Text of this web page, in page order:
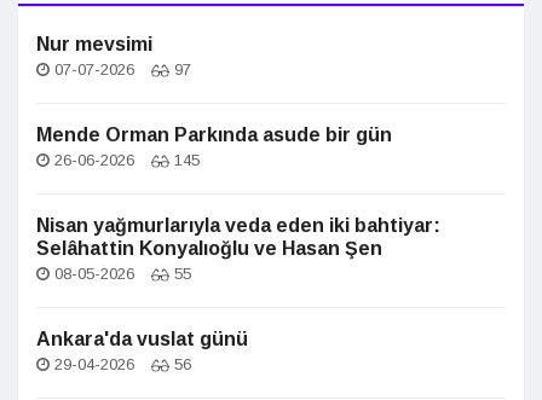
Nur mevsimi
07-07-2026 97
Mende Orman Parkında asude bir gün
26-06-2026 145
Nisan yağmurlarıyla veda eden iki bahtiyar:
Selâhattin Konyalıoğlu ve Hasan Şen
08-05-2026 55
Ankara'da vuslat günü
29-04-2026 56